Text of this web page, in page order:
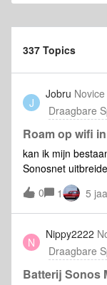
337 Topics
J
Jobru Novice
Draagbare
Roam op wifi
kan ik mijn
Sonosnet
moeten alles
Roam geen
0 1 5
N
Nippy2222
Draagbare
Batterij Sonos